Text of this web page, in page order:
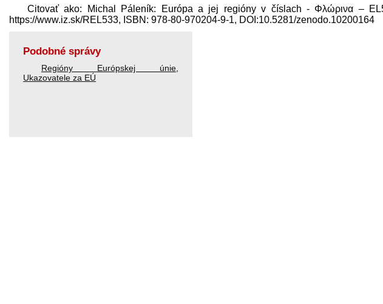
Citovať ako: Michal Páleník: Európa a jej regióny v číslach - Φλώρινα –
https://www.iz.sk/​REL533, ISBN: 978-80-970204-9-1, DOI:10.5281/zenodo.10200164
Podobné správy
Regióny Európskej únie,
Ukazovatele za EÚ